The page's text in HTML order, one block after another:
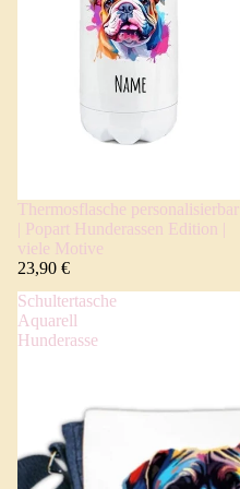
Thermosflasche personalisierbar
| Popart Hunderassen Edition |
viele Motive
23,90 €
Schultertasche
Aquarell
Hunderasse